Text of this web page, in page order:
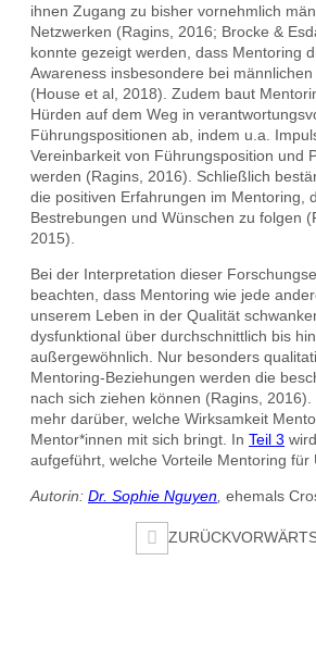
ihnen Zugang zu bisher vornehmlich
Netzwerken (Ragins, 2016; Brocke &
konnte gezeigt werden, dass Mentoring
Awareness insbesondere bei
(House et al, 2018). Zudem baut
Hürden auf dem Weg in
Führungspositionen ab, indem u.a.
Vereinbarkeit von Führungsposition und
werden (Ragins, 2016). Schließlich
die positiven Erfahrungen im Mentoring,
Bestrebungen und Wünschen zu folgen
2015).
Bei der Interpretation dieser
beachten, dass Mentoring wie jede
unserem Leben in der Qualität
dysfunktional über durchschnittlich bis
außergewöhnlich. Nur besonders
Mentoring-Beziehungen werden die
nach sich ziehen können (Ragins, 2016).
mehr darüber, welche Wirksamkeit
Mentor*innen mit sich bringt. In Teil 3
aufgeführt, welche Vorteile Mentoring für
Autorin: Dr. Sophie Nguyen ehemals
ZURÜCK